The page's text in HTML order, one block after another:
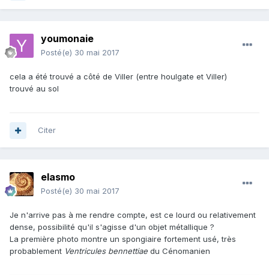
youmonaie
Posté(e) 30 mai 2017
cela a été trouvé a côté de Viller (entre houlgate et Viller)
trouvé au sol
Citer
elasmo
Posté(e) 30 mai 2017
Je n'arrive pas à me rendre compte, est ce lourd ou relativement
dense, possibilité qu'il s'agisse d'un objet métallique ?
La première photo montre un spongiaire fortement usé, très
probablement Ventricules bennettiae du Cénomanien